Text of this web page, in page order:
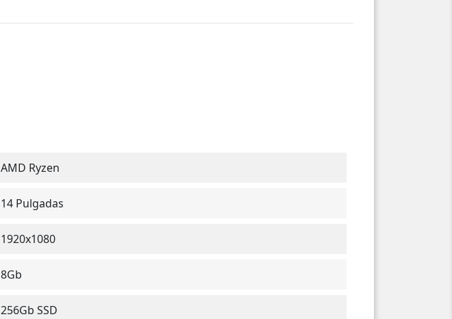
AMD Ryzen
14 Pulgadas
1920x1080
8Gb
256Gb SSD